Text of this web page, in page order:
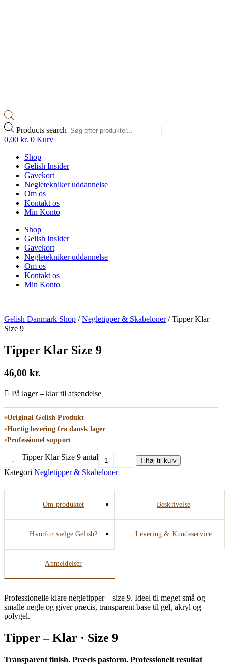
Products search
0,00 kr. 0 Kurv
Shop
Gelish Insider
Gavekort
Negletekniker uddannelse
Om os
Kontakt os
Min Konto
Shop
Gelish Insider
Gavekort
Negletekniker uddannelse
Om os
Kontakt os
Min Konto
Gelish Danmark Shop /Negletipper & Skabeloner/Tipper Klar
Size 9
Tipper Klar Size 9
46,00 kr.
På lager – klar til afsendelse
Original Gelish Produkt
Hurtig levering fra dansk lager
Professionel support
- Tipper Klar Size 9 antal + Tilføj til kurv
Kategori Negletipper & Skabeloner
Om produktet Beskrivelse
Hvorfor vælge Gelish? Levering & Kundeservice
Anmeldelser
Professionelle klare negletipper – size 9. Ideel til meget små og
smalle negle og giver præcis, transparent base til gel, akryl og
polygel.
Tipper – Klar · Size 9
Transparent finish. Præcis pasform. Professionelt resultat